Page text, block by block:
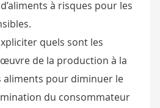
à risques pour les
quels sont les
de la production à la
pour diminuer le
du consommateur